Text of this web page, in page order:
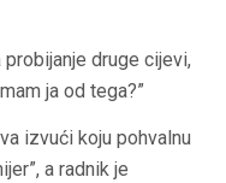
druge cijevi,
ja od tega?”
izvući koju pohvalnu
a radnik je